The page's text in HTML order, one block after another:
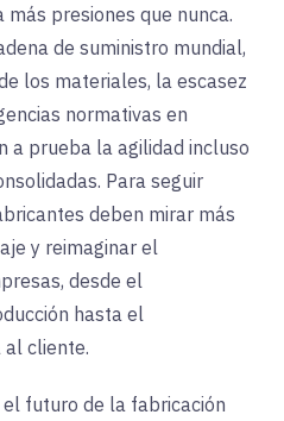
presiones que nunca.
de suministro mundial,
los materiales, la escasez
normativas en
a prueba la agilidad incluso
Para seguir
deben mirar más
y reimaginar el
desde el
hasta el
al cliente.
futuro de la fabricación